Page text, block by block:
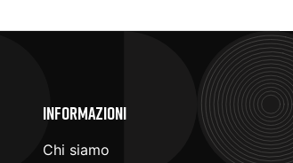
Informazioni
Chi siamo